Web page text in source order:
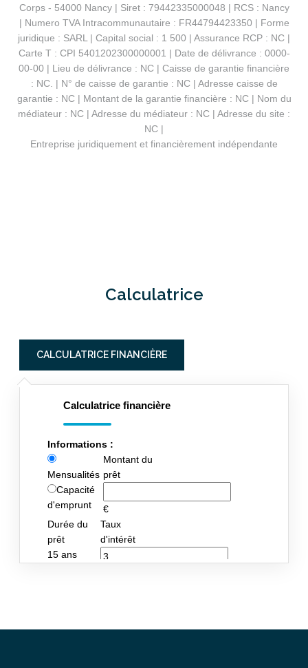
Corps - 54000 Nancy | Siret : 79442335000048 | RCS : Nancy
| Numero TVA Intracommunautaire : FR44794423350 | Forme
juridique : SARL | Capital social : 1 500 | Assurance RCP : NC |
Carte T : CPI 5401202300000001 | Date de délivrance : 0000-
00-00 | Lieu de délivrance : NC | Caisse de garantie financière
: NC. | N° de caisse de garantie : NC | Adresse caisse de
garantie : NC | Montant de la garantie financière : NC | Nom du
médiateur : NC | Adresse du médiateur : NC | Adresse du site :
NC |
Entreprise juridiquement et financièrement indépendante
Calculatrice
CALCULATRICE FINANCIÈRE